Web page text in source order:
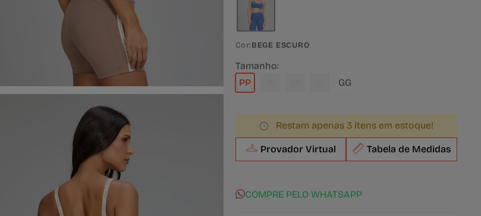
Tamanho:
PP
GG
Cor:BEGE ESCURO
Restam apenas 3 itens em estoque!
Provador Virtual Tabela de Medidas
COMPRE PELO WHATSAPP